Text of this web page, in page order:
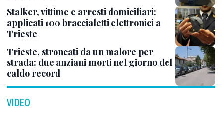
Stalker, vittime e arresti domiciliari:
applicati 100 braccialetti elettronici a
Trieste
Trieste, stroncati da un malore per
strada: due anziani morti nel giorno del
caldo record
VIDEO